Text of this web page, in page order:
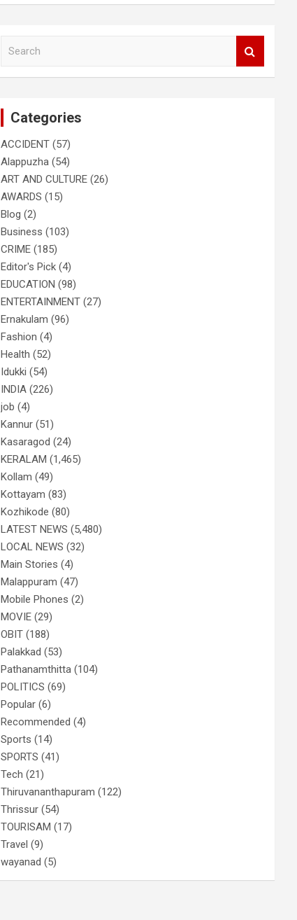
Categories
ACCIDENT (57)
Alappuzha (54)
ART AND CULTURE (26)
AWARDS (15)
Blog (2)
Business (103)
CRIME (185)
Editor's Pick (4)
EDUCATION (98)
ENTERTAINMENT (27)
Ernakulam (96)
Fashion (4)
Health (52)
Idukki (54)
INDIA (226)
job (4)
Kannur (51)
Kasaragod (24)
KERALAM (1,465)
Kollam (49)
Kottayam (83)
Kozhikode (80)
LATEST NEWS (5,480)
LOCAL NEWS (32)
Main Stories (4)
Malappuram (47)
Mobile Phones (2)
MOVIE (29)
OBIT (188)
Palakkad (53)
Pathanamthitta (104)
POLITICS (69)
Popular (6)
Recommended (4)
Sports (14)
SPORTS (41)
Tech (21)
Thiruvananthapuram (122)
Thrissur (54)
TOURISAM (17)
Travel (9)
wayanad (5)